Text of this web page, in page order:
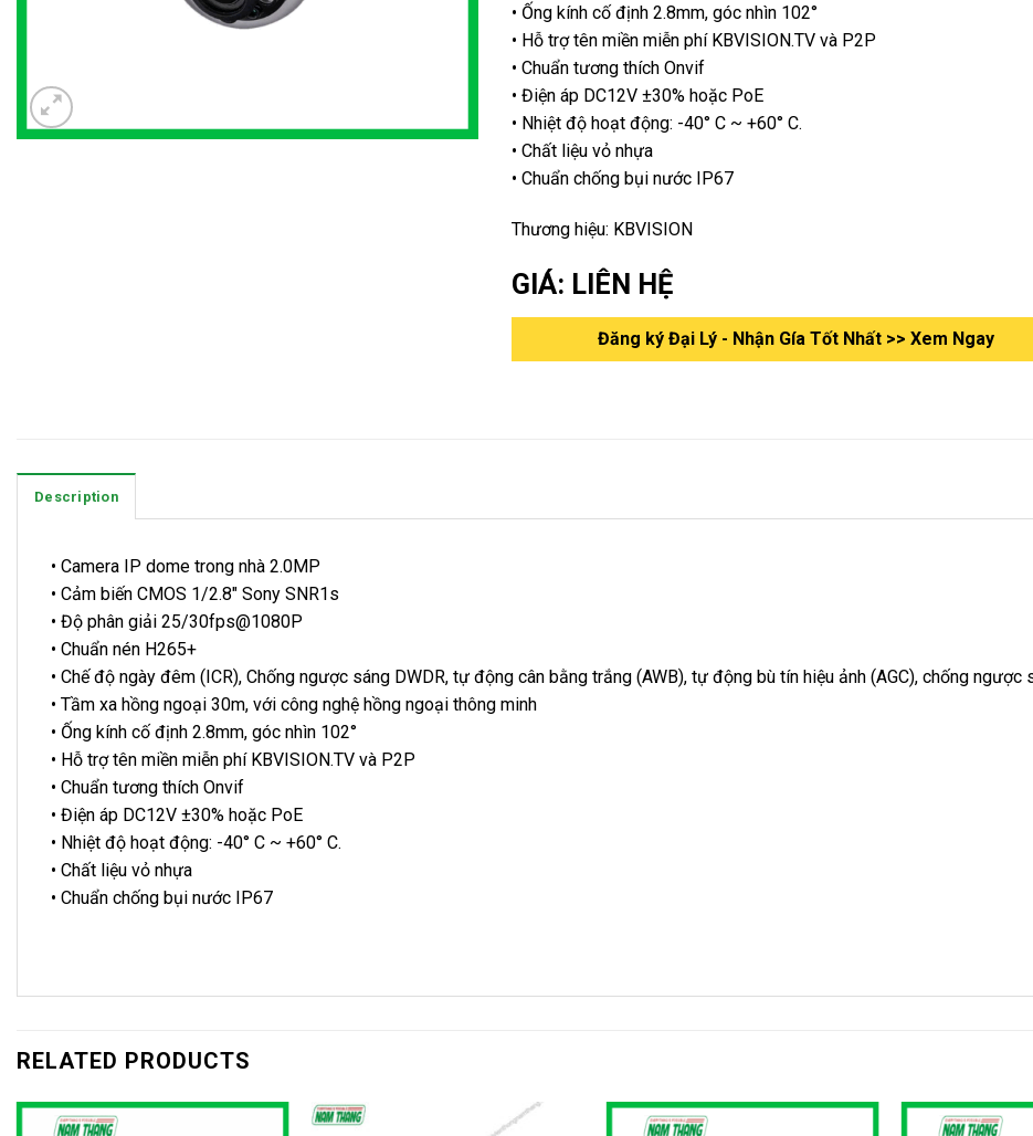
• Ống kính cố định 2.8mm, góc nhìn 102°
• Hỗ trợ tên miền miễn phí KBVISION.TV và P2P
• Chuẩn tương thích Onvif
• Điện áp DC12V ±30% hoặc PoE
• Nhiệt độ hoạt động: -40° C ~ +60° C.
• Chất liệu vỏ nhựa
• Chuẩn chống bụi nước IP67
Thương hiệu: KBVISION
GIÁ: LIÊN HỆ
Đăng ký Đại Lý - Nhận Gía Tốt Nhất >> Xem Ngay
Description
• Camera IP dome trong nhà 2.0MP
• Cảm biến CMOS 1/2.8″ Sony SNR1s
• Độ phân giải 25/30fps@1080P
• Chuẩn nén H265+
• Chế độ ngày đêm (ICR), Chống ngược sáng DWDR, tự động cân bằng trắng (AWB), tự động bù tín hiệu ảnh (AGC), chống ngược
• Tầm xa hồng ngoại 30m, với công nghệ hồng ngoại thông minh
• Ống kính cố định 2.8mm, góc nhìn 102°
• Hỗ trợ tên miền miễn phí KBVISION.TV và P2P
• Chuẩn tương thích Onvif
• Điện áp DC12V ±30% hoặc PoE
• Nhiệt độ hoạt động: -40° C ~ +60° C.
• Chất liệu vỏ nhựa
• Chuẩn chống bụi nước IP67
RELATED PRODUCTS